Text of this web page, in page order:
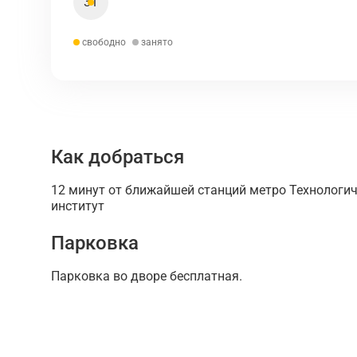
свободно занято
Как добраться
12 минут от ближайшей станций метро
институт
Парковка
Парковка во дворе бесплатная.